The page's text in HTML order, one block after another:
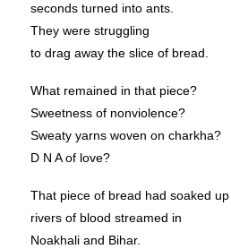
seconds turned into ants.
They were struggling
to drag away the slice of bread.
What remained in that piece?
Sweetness of nonviolence?
Sweaty yarns woven on charkha?
D N A of love?
That piece of bread had soaked up
rivers of blood streamed in
Noakhali and Bihar.